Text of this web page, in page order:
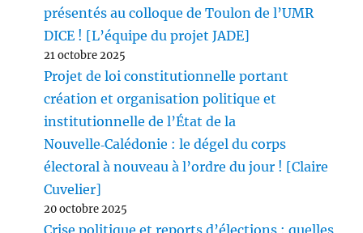
présentés au colloque de Toulon de l’UMR
DICE ! [L’équipe du projet JADE]
21 octobre 2025
Projet de loi constitutionnelle portant
création et organisation politique et
institutionnelle de l’État de la
Nouvelle‑Calédonie : le dégel du corps
électoral à nouveau à l’ordre du jour ! [Claire
Cuvelier]
20 octobre 2025